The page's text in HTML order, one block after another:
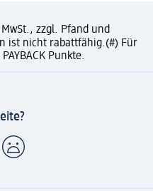
zzgl. Pfand und
ist nicht rabattfähig.(#) Für
Punkte.